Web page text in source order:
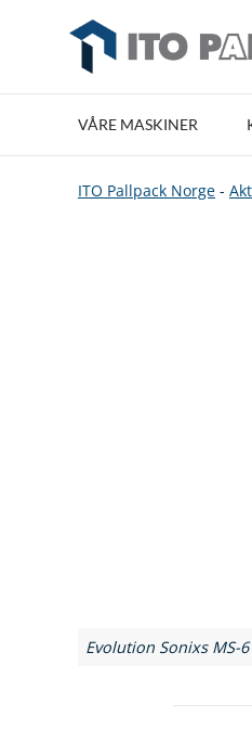
VÅRE MASKINER
ITO Pallpack Norge -
Evolution Sonixs